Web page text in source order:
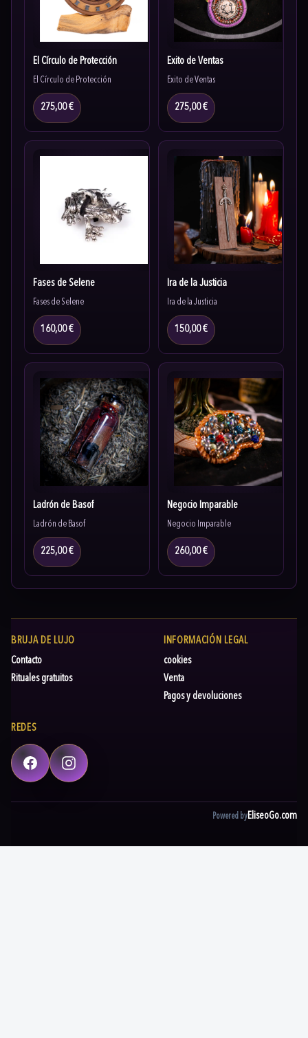
El Círculo de Protección
El Círculo de Protección
275,00 €
Éxito de Ventas
Éxito de Ventas
275,00 €
Fases de Selene
Fases de Selene
160,00 €
Ira de la Justicia
Ira de la Justicia
150,00 €
Ladrón de Basof
Ladrón de Basof
225,00 €
Negocio Imparable
Negocio Imparable
260,00 €
BRUJA DE LUJO
Contacto
Rituales gratuitos
INFORMACIÓN LEGAL
cookies
Venta
Pagos y devoluciones
REDES
Facebook Instagram
Powered byEliseoGo.com